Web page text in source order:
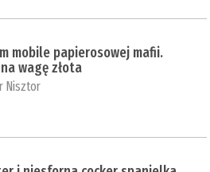
mobile papierosowej mafii.
wagę złota
Nisztor